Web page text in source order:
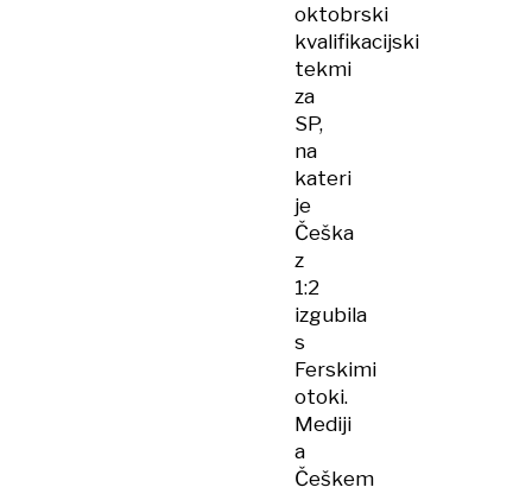
oktobrski
kvalifikacijski
tekmi
za
SP,
na
kateri
je
Češka
z
1:2
izgubila
s
Ferskimi
otoki.
Mediji
a
Češkem